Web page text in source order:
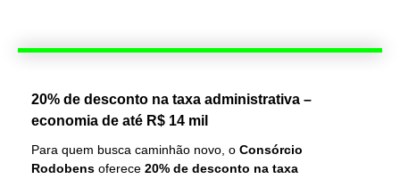
20% de desconto na taxa administrativa –
economia de até R$ 14 mil
Para quem busca caminhão novo, o Consórcio
Rodobens oferece 20% de desconto na taxa